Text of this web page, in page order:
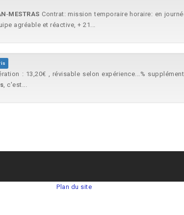
-MESTRAS Contrat: mission temporaire horaire: en
agréable et réactive, + 21...
: 13,20€ , révisable selon expérience...%
, c'est...
Plan du site